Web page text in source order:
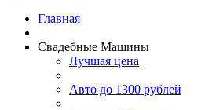
Главная
Свадебные Машины
Лучшая цена
Авто до 1300 рублей